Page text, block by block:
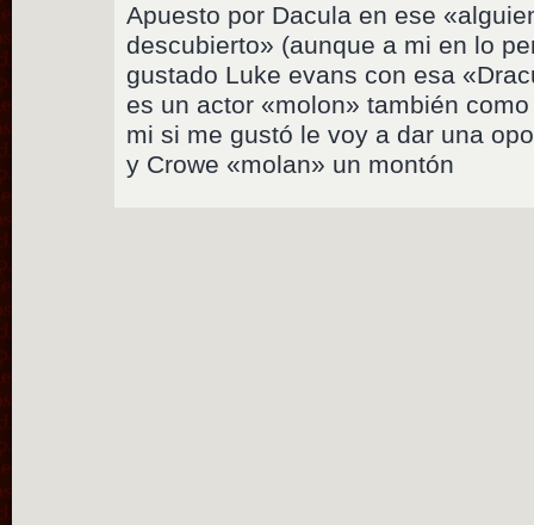
Apuesto por Dacula en ese
descubierto» (aunque a mi en lo
gustado Luke evans con esa
es un actor «molon» también
mi si me gustó le voy a dar una
y Crowe «molan» un montón